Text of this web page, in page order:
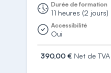
Durée de formation
11 heures (2 jours)
Accessibilité
Oui
390,00 € Net de TVA